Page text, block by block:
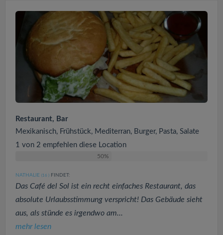
Restaurant, Bar
Mexikanisch, Frühstück, Mediterran, Burger, Pasta, Salate
1 von 2 empfehlen diese Location
50%
NATHALIE (16 ) FINDET:
Das Café del Sol ist ein recht einfaches Restaurant, das
absolute Urlaubsstimmung verspricht! Das Gebäude sieht
aus, als stünde es irgendwo am...
mehr lesen